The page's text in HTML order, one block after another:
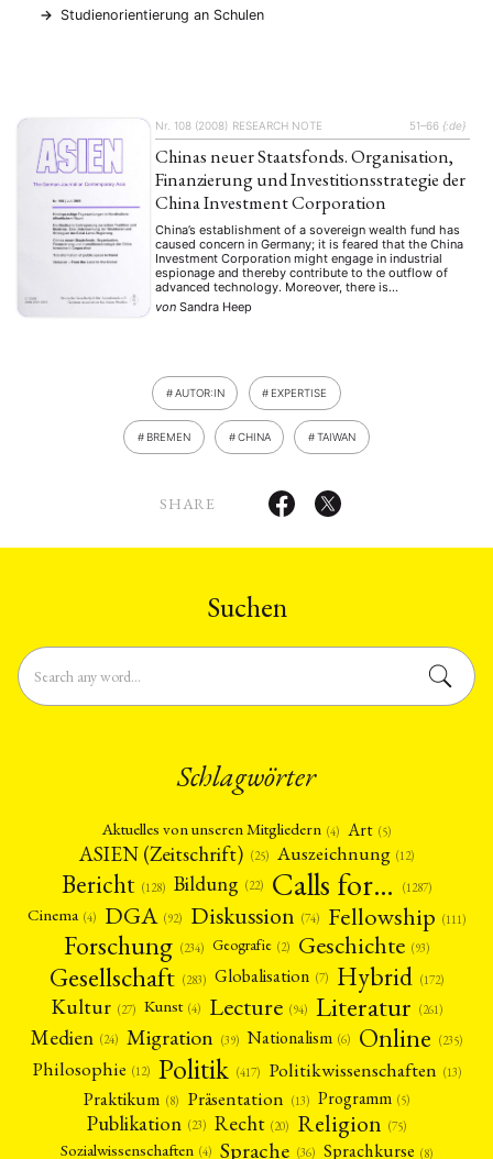
NEWS ASIEN ARBEITSKREISE VERANSTALTUNGEN EXPERTISE
ANGEBOTE
ANTRAG AUF EINEN SMALL GRANT DER DGA MITGLIEDERBEREICH DIE DGA
MITGLIEDSCHAFT
Aktuelles von unseren Mitgliedern (4) (5) ASIEN (Zeitschrift)
Auszeichnung (12) Bericht (128) Bildung (22) Calls for…
Cinema DGA Diskussion Fellowship Forschung
Studienorientierung an Schulen
Nr. 108 (2008) RESEARCH NOTE 51–66 {:de}
Chinas neuer Staatsfonds. Organisation,
Finanzierung und Investi­tionsstrategie der
China Investment Corporation
China’s establishment of a sovereign wealth fund has
caused concern in Germany; it is feared that the China
Investment Corporation might engage in industrial
espionage and thereby contribute to the outflow of
advanced technology. Moreover, there is
apprehension that the CIC might try to enhance
China’s political influence by investing in strategically
von Sandra Heep
AUTOR:IN EXPERTISE
BREMEN CHINA TAIWAN
SHARE
Suchen
Schlagwörter
Aktuelles von unseren Mitgliedern (4) Art (5)
ASIEN (Zeitschrift) (25) Auszeichnung (12)
Bericht (128) Bildung (22) Calls for… (1287)
Cinema (4) DGA (92) Diskussion (74) Fellowship (111)
Forschung (234) Geografie (2) Geschichte (93)
Gesellschaft (283) Globalisation (7) Hybrid (172)
Kultur (27) Kunst (4) Lecture (94) Literatur (261)
Medien (24) Migration (39) Nationalism (6) Online (235)
Philosophie (12) Politik (417) Politikwissenschaften (13)
Praktikum (8) Präsentation (13) Programm (5)
Publikation (23) Recht (20) Religion (75)
Sozialwissenschaften (4) Sprache (36) Sprachkurse (8)